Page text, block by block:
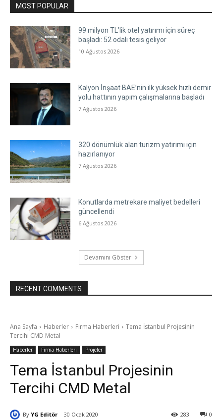
MOST POPULAR
99 milyon TL’lik otel yatırımı için süreç
başladı: 52 odalı tesis geliyor
10 Ağustos 2026
Kalyon İnşaat BAE’nin ilk yüksek hızlı demir
yolu hattının yapım çalışmalarına başladı
7 Ağustos 2026
320 dönümlük alan turizm yatırımı için
hazırlanıyor
7 Ağustos 2026
Konutlarda metrekare maliyet bedelleri
güncellendi
6 Ağustos 2026
Devamını Göster
RECENT COMMENTS